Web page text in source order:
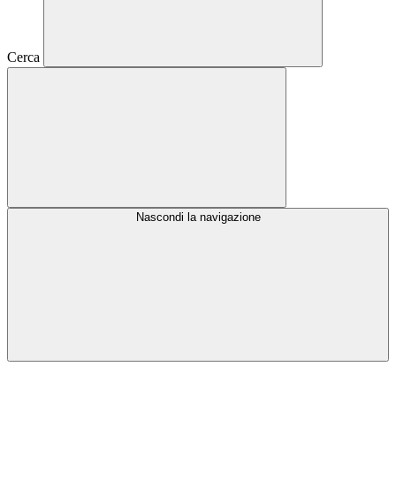
Cerca
Nascondi la navigazione